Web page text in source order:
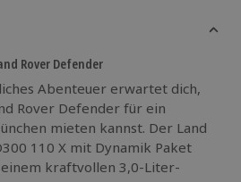
Rover Defender
Abenteuer erwartet dich,
Rover Defender für ein
mieten kannst. Der Land
110 X mit Dynamik Paket
einem kraftvollen 3,0-Liter-